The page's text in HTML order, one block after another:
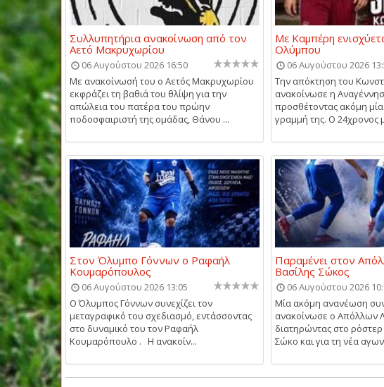
Συλλυπητήρια ανακοίνωση από τον
Αετό Μακρυχωρίου
06 Αυγούστου 2026 16:50
Με ανακοίνωσή του ο Αετός Μακρυχωρίου
εκφράζει τη βαθιά του θλίψη για την
απώλεια του πατέρα του πρώην
ποδοσφαιριστή της ομάδας, Θάνου ...
Με Καμπέρη
Ολύμπου
06 Αυγούστου 2026
Την απόκτηση του
ανακοίνωσε η
προσθέτοντας ακόμη
γραμμή της. Ο 24χρονος
Στον Όλυμπο Γόννων ο Ραφαήλ
Κουμαρόπουλος
06 Αυγούστου 2026 13:05
Ο Όλυμπος Γόννων συνεχίζει τον
μεταγραφικό του σχεδιασμό, εντάσσοντας
στο δυναμικό του τον Ραφαήλ
Κουμαρόπουλο . Η ανακοίν...
Παραμένει στον
Βασίλης Σώκος
06 Αυγούστου 2026
Μία ακόμη ανανέωση
ανακοίνωσε ο Απόλλων
διατηρώντας στο
Σώκο και για τη νέα